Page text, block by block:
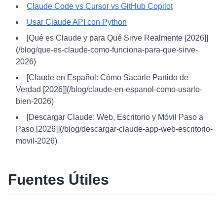
Claude Code vs Cursor vs GitHub Copilot
Usar Claude API con Python
[Qué es Claude y para Qué Sirve Realmente [2026]]
(/blog/que-es-claude-como-funciona-para-que-sirve-
2026)
[Claude en Español: Cómo Sacarle Partido de
Verdad [2026]](/blog/claude-en-espanol-como-usarlo-
bien-2026)
[Descargar Claude: Web, Escritorio y Móvil Paso a
Paso [2026]](/blog/descargar-claude-app-web-escritorio-
movil-2026)
Fuentes Útiles